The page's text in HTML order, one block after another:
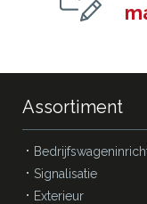
Assortiment
Signalisatie
Exterieur